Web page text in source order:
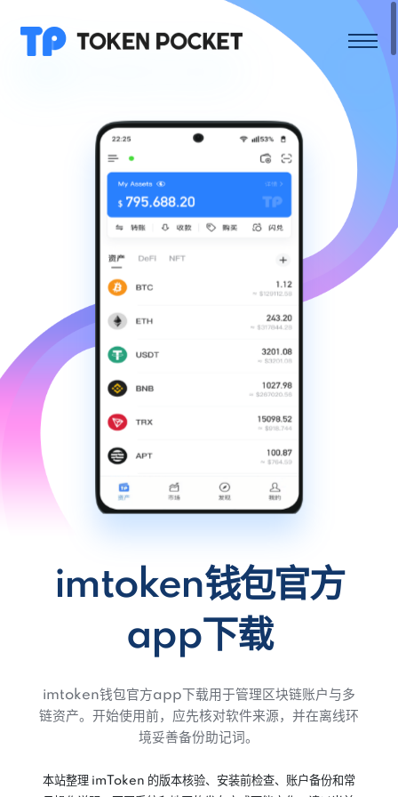
imtoken钱包官方
app下载
imtoken钱包官方app下载用于管理区块链账户与多
链资产。开始使用前，应先核对软件来源，并在离线环
境妥善备份助记词。
本站整理 imToken 的版本核验、安装前检查、账户备份和常